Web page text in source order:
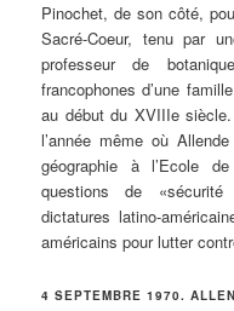
Pinochet, de son côté,
Sacré-Coeur, tenu par
professeur de
francophones d’une
au début du XVIIIe
l’année même où
géographie à l’Ecole
questions de
dictatures latino-
américains pour lutter
4 SEPTEMBRE 1970.